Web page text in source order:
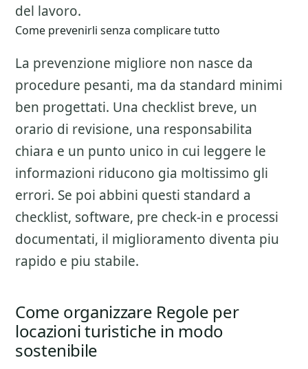
del lavoro.
Come prevenirli senza complicare tutto
La prevenzione migliore non nasce da
procedure pesanti, ma da standard minimi
ben progettati. Una checklist breve, un
orario di revisione, una responsabilita
chiara e un punto unico in cui leggere le
informazioni riducono gia moltissimo gli
errori. Se poi abbini questi standard a
checklist, software, pre check-in e processi
documentati, il miglioramento diventa piu
rapido e piu stabile.
Come organizzare Regole per
locazioni turistiche in modo
sostenibile